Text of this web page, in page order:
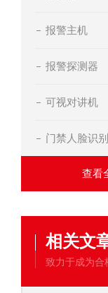
报警主机
报警探测器
可视对讲机
门禁人脸识别
查看
相关文
致力于成为合